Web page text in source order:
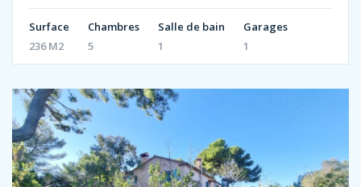
Surface
236 M2
Chambres
5
Salle de bain
1
Garages
1